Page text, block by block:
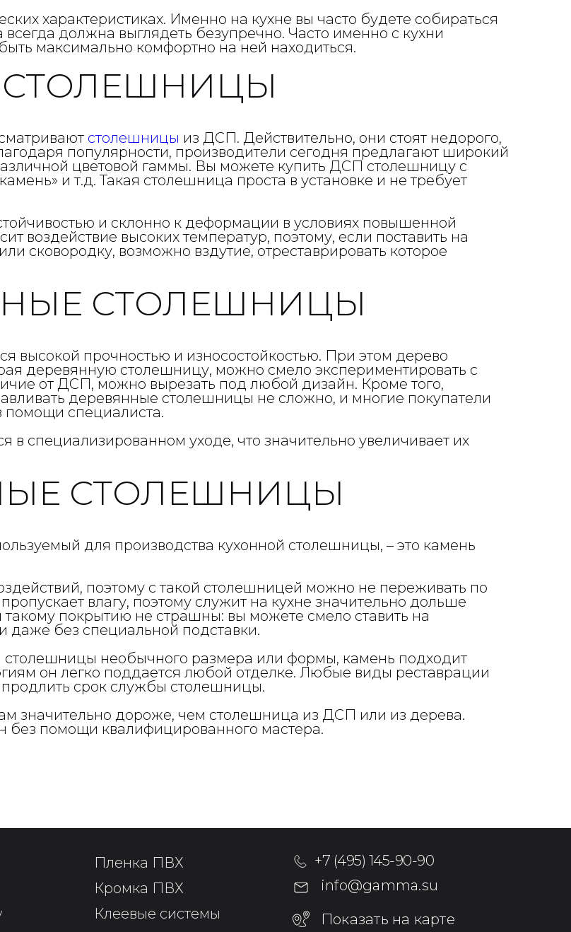
характеристиках. Именно на кухне вы часто будете собираться
всегда должна выглядеть безупречно. Часто именно с кухни
максимально комфортно на ней находиться.
столешницы из ДСП. Действительно, они стоят недорого,
популярности, производители сегодня предлагают широкий
цветовой гаммы. Вы можете купить ДСП столешницу с
и т.д. Такая столешница проста в установке и не требует
и склонно к деформации в условиях повышенной
воздействие высоких температур, поэтому, если поставить на
сковородку, возможно вздутие, отреставрировать которое
СТОЛЕШНИЦЫ
высокой прочностью и износостойкостью. При этом дерево
деревянную столешницу, можно смело экспериментировать с
от ДСП, можно вырезать под любой дизайн. Кроме того,
деревянные столешницы не сложно, и многие покупатели
помощи специалиста.
специализированном уходе, что значительно увеличивает их
СТОЛЕШНИЦЫ
для производства кухонной столешницы, – это камень
поэтому с такой столешницей можно не переживать по
влагу, поэтому служит на кухне значительно дольше
покрытию не страшны: вы можете смело ставить на
даже без специальной подставки.
столешницы необычного размера или формы, камень подходит
он легко поддается любой отделке. Любые виды реставрации
срок службы столешницы.
значительно дороже, чем столешница из ДСП или из дерева.
помощи квалифицированного мастера.
Пленка ПВХ
Кромка ПВХ
Клеевые системы
+7 (495) 145-90-90
info@gamma.su
Показать на карте